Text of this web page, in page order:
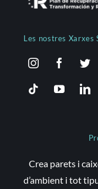
Les nostres Xarxes
Crea parets i
d’ambient i tot